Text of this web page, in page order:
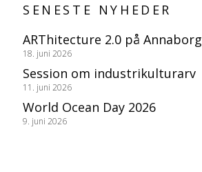
SENESTE NYHEDER
ARThitecture 2.0 på Annaborg
18. juni 2026
Session om industrikulturarv
11. juni 2026
World Ocean Day 2026
9. juni 2026